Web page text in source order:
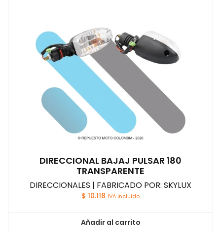
DIRECCIONAL BAJAJ PULSAR 180
TRANSPARENTE
DIRECCIONALES | FABRICADO POR: SKYLUX
$ 10.118 IVA incluido
Añadir al carrito